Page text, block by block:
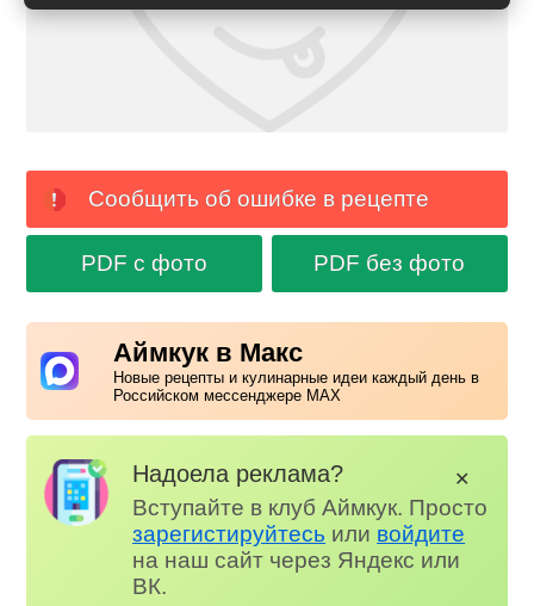
Сообщить об ошибке в рецепте
PDF с фото PDF без фото
Аймкук в Макс
Новые рецепты и кулинарные идеи каждый день в
Российском мессенджере MAX
Надоела реклама?
Вступайте в клуб Аймкук. Просто
зарегистируйтесь или войдите
на наш сайт через Яндекс или
ВК.
✕